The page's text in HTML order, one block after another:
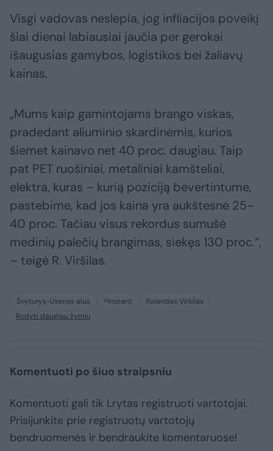
Visgi vadovas neslepia, jog infliacijos poveikį
šiai dienai labiausiai jaučia per gerokai
išaugusias gamybos, logistikos bei žaliavų
kainas.
„Mums kaip gamintojams brango viskas,
pradedant aliuminio skardinėmis, kurios
šiemet kainavo net 40 proc. daugiau. Taip
pat PET ruošiniai, metaliniai kamšteliai,
elektra, kuras – kurią poziciją bevertintume,
pastebime, kad jos kaina yra aukštesnė 25–
40 proc. Tačiau visus rekordus sumušė
medinių palečių brangimas, siekęs 130 proc.“,
– teigė R. Viršilas.
Švyturys-Utenos alus ^Instant
Rolandas Viršilas
Rodyti daugiau žymių
Komentuoti po šiuo straipsniu
Komentuoti gali tik Lrytas registruoti vartotojai.
Prisijunkite prie registruotų vartotojų
bendruomenės ir bendraukite komentaruose!